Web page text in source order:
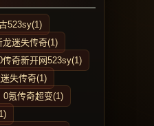
523sy(1)
龙迷失传奇(1)
传奇新开网523sy(1)
失传奇(1)
0氪传奇超变(1)